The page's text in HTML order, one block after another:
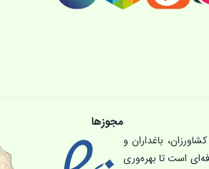
باغداران و
است تا بهره‌وری
مجوزها